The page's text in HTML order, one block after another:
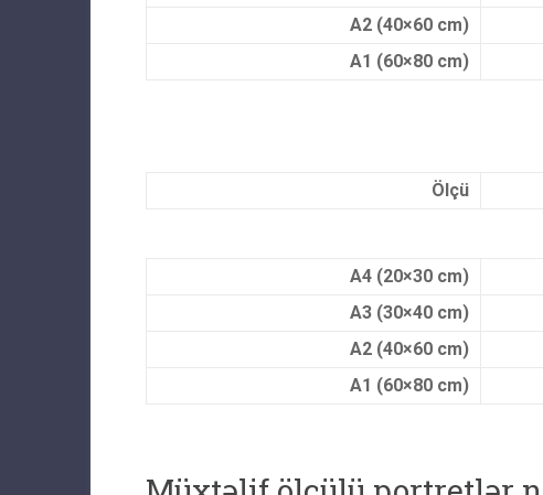
A2 (40×60 cm)
A1 (60×80 cm)
Ölçü
A4 (20×30 cm)
A3 (30×40 cm)
A2 (40×60 cm)
A1 (60×80 cm)